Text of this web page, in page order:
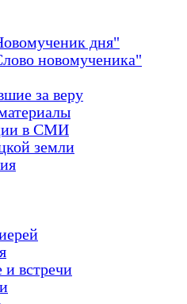
дня"
новомученика"
за веру
в СМИ
земли
встречи